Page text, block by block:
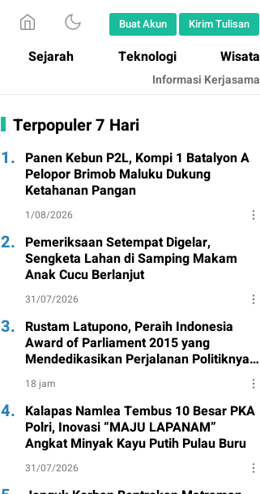
Buat Akun Kirim Tulisan
Sejarah Teknologi Wisata
Informasi Kerjasama
Terpopuler 7 Hari
1. Panen Kebun P2L, Kompi 1 Batalyon A
Pelopor Brimob Maluku Dukung
Ketahanan Pangan
1/08/2026
2. Pemeriksaan Setempat Digelar,
Sengketa Lahan di Samping Makam
Anak Cucu Berlanjut
31/07/2026
3. Rustam Latupono, Peraih Indonesia
Award of Parliament 2015 yang
Mendedikasikan Perjalanan Politiknya
untuk Partai Gerindra
18 jam
4. Kalapas Namlea Tembus 10 Besar PKA
Polri, Inovasi “MAJU LAPANAM”
Angkat Minyak Kayu Putih Pulau Buru
31/07/2026